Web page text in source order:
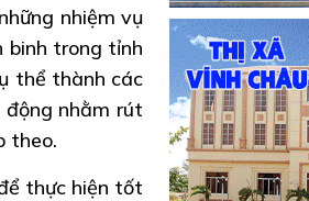
nhiệm vụ
binh trong tỉnh
thể thành các
nhằm rút
theo.
thực hiện tốt